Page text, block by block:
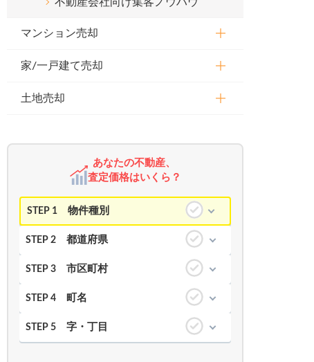
マンション売却
家/一戸建て売却
土地売却
あなたの不動産、
査定価格はいくら？
STEP 1 物件種別
STEP 2 都道府県
STEP 3 市区町村
STEP 4 町名
STEP 5 字・丁目